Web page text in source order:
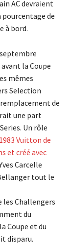
AC devraient
de
à bord.
la Coupe
mêmes
Selection
de
une part
Un rôle
1983 Vuitton de
et créé avec
Carcelle
tout le
les Challengers
du
Coupe et du
disparu.